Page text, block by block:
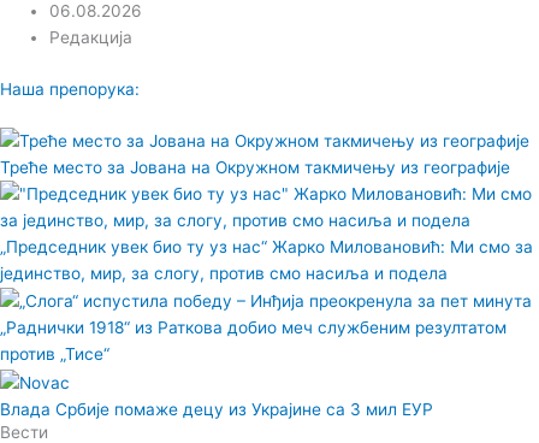
06.08.2026
Редакција
Наша препорука:
Треће место за Јована на Окружном такмичењу из географије
„Председник увек био ту уз нас“ Жарко Миловановић: Ми смо за
јединство, мир, за слогу, против смо насиља и подела
„Раднички 1918“ из Раткова добио меч службеним резултатом
против „Тисе“
Влада Србије помаже децу из Украјине са 3 мил ЕУР
Вести